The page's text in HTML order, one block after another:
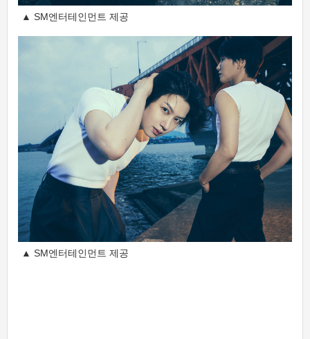
▲ SM엔터테인먼트 제공
▲ SM엔터테인먼트 제공